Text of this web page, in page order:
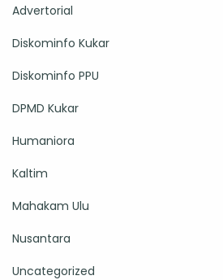
Advertorial
Diskominfo Kukar
Diskominfo PPU
DPMD Kukar
Humaniora
Kaltim
Mahakam Ulu
Nusantara
Uncategorized